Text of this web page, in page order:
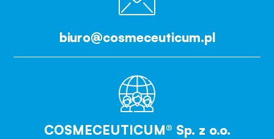
biuro@cosmeceuticum.pl
COSMECEUTICUM® Sp. z o.o.